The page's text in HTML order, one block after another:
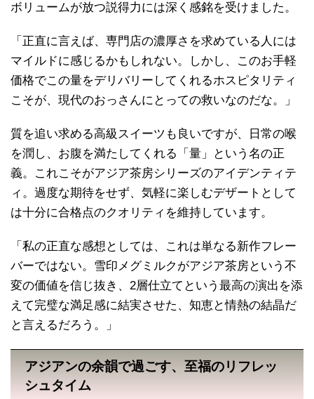
ボリュームが放つ説得力には深く感銘を受けました。
「正直に言えば、専門店の濃厚さを求めている人には
マイルドに感じるかもしれない。しかし、このお手軽
価格でこの量をデリバリーしてくれるホスピタリティ
こそが、現代のおっさんにとっての救いなのだな。」
質を追い求める高級スイーツも良いですが、日常の喉
を潤し、お腹を満たしてくれる「量」という名の正
義。これこそがアジア茶房シリーズのアイデンティテ
ィ。過度な期待をせず、気軽に楽しむデザートとして
は十分に合格点のクオリティを維持しています。
「私の正直な感想としては、これは単なる新作フレー
バーではない。雪印メグミルクがアジア茶房という不
変の価値を信じ抜き、2層仕立てという最高の演出を添
えて完璧な満足感に結実させた、知恵と情熱の結晶だ
と言えるだろう。」
アジアンの余韻で過ごす、至福のリフレッ
シュタイム